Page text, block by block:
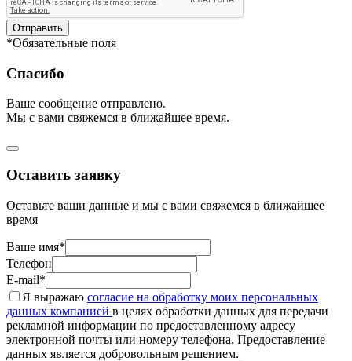
Отправить
*Обязательные поля
Спасибо
Ваше сообщение отправлено.
Мы с вами свяжемся в ближайшее время.
Оставить заявку
Оставьте ваши данные и мы с вами свяжемся в ближайшее
время
Ваше имя*
Телефон
E-mail*
Я выражаю согласие на обработку моих персональных
данных компанией в целях обработки данных для передачи
рекламной информации по предоставленному адресу
электронной почты или номеру телефона. Предоставление
данных является добровольным решением.